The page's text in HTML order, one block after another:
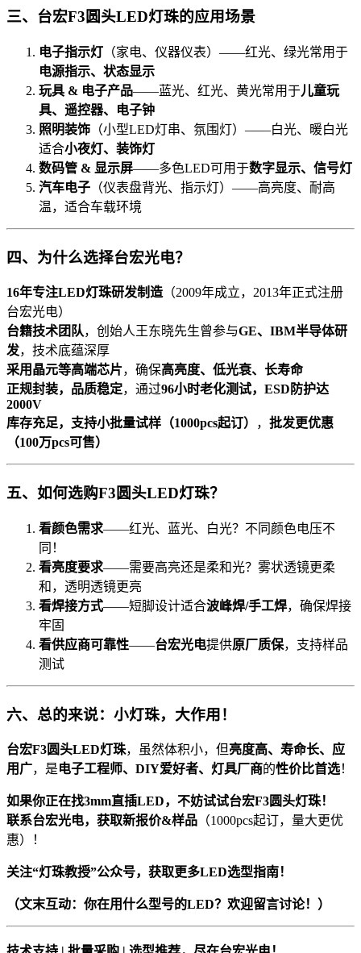
三、台宏F3圆头LED灯珠的应用场景
电子指示灯 （家电、仪器仪表）——红光、绿光常用于
电源指示、状态显示
玩具 & 电子产品——蓝光、红光、黄光常用于儿童玩
具、遥控器、电子钟
照明装饰 （小型LED灯串、氛围灯）——白光、暖白光
适合小夜灯、装饰灯
数码管 & 显示屏——多色LED可用于数字显示、信号灯
汽车电子 （仪表盘背光、指示灯）——高亮度、耐高
温，适合车载环境
四、为什么选择台宏光电？
16年专注LED灯珠研发制造（2009年成立，2013年正式注册
台宏光电）
台籍技术团队，创始人王东晓先生曾参与GE、IBM半导体研
发，技术底蕴深厚
采用晶元等高端芯片，确保高亮度、低光衰、长寿命
正规封装，品质稳定，通过96小时老化测试，ESD防护达
2000V
库存充足，支持小批量试样（1000pcs起订）
， 批发更优惠
（100万pcs可售）
五、如何选购F3圆头LED灯珠？
看颜色需求——红光、蓝光、白光？不同颜色电压不
同！
看亮度要求——需要高亮还是柔和光？雾状透镜更柔
和，透明透镜更亮
看焊接方式——短脚设计适合波峰焊/手工焊，确保焊接
牢固
看供应商可靠性——台宏光电提供原厂质保，支持样品
测试
六、总的来说：小灯珠，大作用！
台宏F3圆头LED灯珠，虽然体积小，但亮度高、寿命长、应
用广，是电子工程师、DIY爱好者、灯具厂商的性价比首选！
如果你正在找3mm直插LED，不妨试试台宏F3圆头灯珠！
联系台宏光电，获取新报价&样品 （1000pcs起订，量大更优
惠）！
关注“灯珠教授”公众号，获取更多LED选型指南！
（文末互动：你在用什么型号的LED？欢迎留言讨论！）